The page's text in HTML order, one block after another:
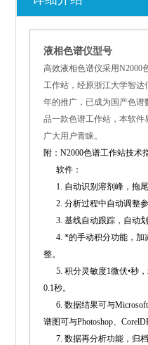
液相色谱仪型号
高效液相色谱仪采用N2000
工作站，经原浙江大学智
年的推广，已成为国产色
品一款色谱工作站，本软
广大用户青睐。
附：N2000色谱工作站技术
软件：
1. 自动识别溶剂峰，拖尾
2. 分析过程中自动调整参
3. 基线自动跟踪，自动划
4. *的手动积分功能，加
整。
5. 积分灵敏度1微伏•秒，
0.1秒。
6. 数据结果可与Microsoft
谱图可与Photoshop、
7. 数据再分析功能，归档